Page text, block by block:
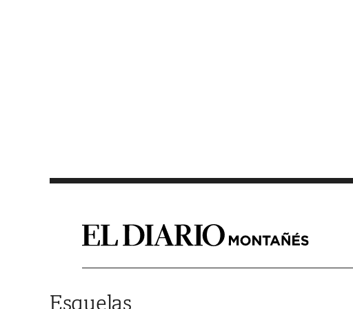
Esquelas